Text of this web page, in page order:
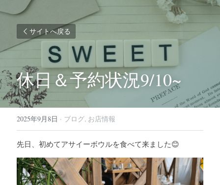
サイトへ戻る
休日＆予約状況9/10~
2025年9月8日 · ブログ, お店情報
先日、初めてアサイーボウルを食べて来ました😊